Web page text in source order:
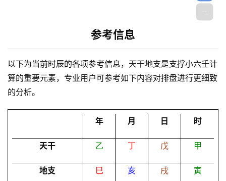
页
黄
历
卜
参考信息
以下为当前时辰的各项参考信息，天干地支是支撑小六壬计
算的重要元素，专业用户可参考如下内容对排盘进行更细致
的分析。
年 月 日 时
天干 乙 丁 戊 甲
地支 巳 亥 戌 寅